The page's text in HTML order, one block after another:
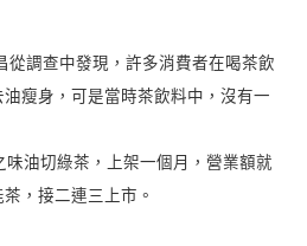
從調查中發現，許多消費者在喝茶飲
瘦身，可是當時茶飲料中，沒有一
味油切綠茶，上架一個月，營業額就
，接二連三上市。